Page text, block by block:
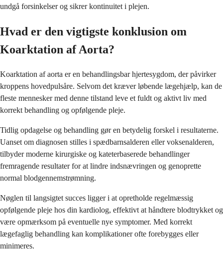
undgå forsinkelser og sikrer kontinuitet i plejen.
Hvad er den vigtigste konklusion om
Koarktation af Aorta?
Koarktation af aorta er en behandlingsbar hjertesygdom, der påvirker
kroppens hovedpulsåre. Selvom det kræver løbende lægehjælp, kan de
fleste mennesker med denne tilstand leve et fuldt og aktivt liv med
korrekt behandling og opfølgende pleje.
Tidlig opdagelse og behandling gør en betydelig forskel i resultaterne.
Uanset om diagnosen stilles i spædbarnsalderen eller voksenalderen,
tilbyder moderne kirurgiske og kateterbaserede behandlinger
fremragende resultater for at lindre indsnævringen og genoprette
normal blodgennemstrømning.
Nøglen til langsigtet succes ligger i at opretholde regelmæssig
opfølgende pleje hos din kardiolog, effektivt at håndtere blodtrykket og
være opmærksom på eventuelle nye symptomer. Med korrekt
lægefaglig behandling kan komplikationer ofte forebygges eller
minimeres.